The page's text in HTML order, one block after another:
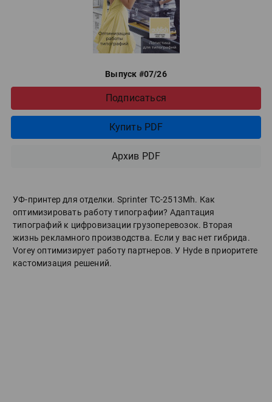
Выпуск #07/26
Подписаться
Купить PDF
Архив PDF
УФ-принтер для отделки. Sprinter ТС-2513Mh. Как
оптимизировать работу типографии? Адаптация
типографий к цифровизации грузоперевозок. Вторая
жизнь рекламного производства. Если у вас нет гибрида.
Vorey оптимизирует работу партнеров. У Hyde в приоритете
кастомизация решений.